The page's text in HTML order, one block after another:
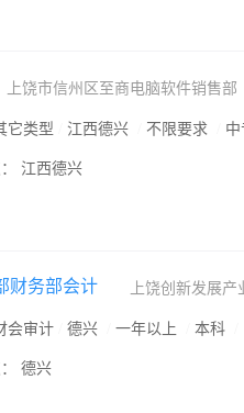
上饶市信州区至商电脑软件销售部
它类型 江西德兴 不限要求 中
江西德兴
财务部会计 上饶创新发展
会审计 德兴 一年以上 本科
德兴